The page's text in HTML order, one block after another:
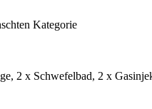
Kategorie
2 x Schwefelbad, 2 x